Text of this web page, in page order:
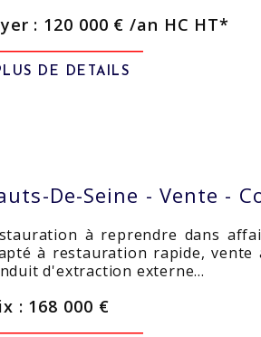
: 120 000 € /an HC HT*
DE DETAILS
De-Seine - Vente -
à reprendre dans
à restauration rapide,
d'extraction externe…
: 168 000 €